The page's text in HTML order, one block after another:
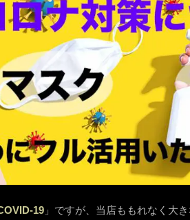
19 」ですが、当店ももれなく大